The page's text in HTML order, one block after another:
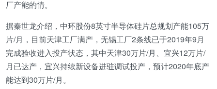
厂产能的情。
据秦世龙介绍，中环股份8英寸半导体硅片总规划产能105万
片/月，目前天津工厂满产，无锡工厂2条线已于2019年9月
完成验收进入投产状态，其中天津30万片/月、宜兴12万片/
月已达产，宜兴持续新设备进驻调试投产，预计2020年底产
能达到30万片/月。